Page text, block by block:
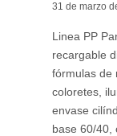
31 de marzo
Linea PP
recargable
fórmulas de
coloretes,
envase
base 60/40,